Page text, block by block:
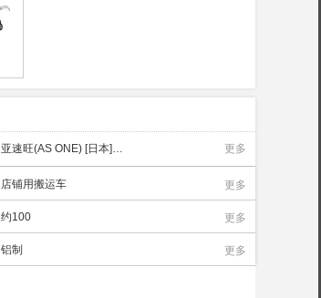
亚速旺(AS ONE) [日本](22) 更多
店铺用搬运车 更多
约100 更多
铝制 更多